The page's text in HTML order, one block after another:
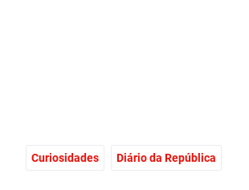
Curiosidades Diário da República